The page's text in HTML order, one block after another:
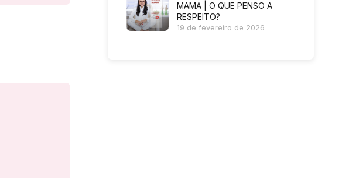
MAMA | O QUE PENSO A
RESPEITO?
19 de fevereiro de 2026